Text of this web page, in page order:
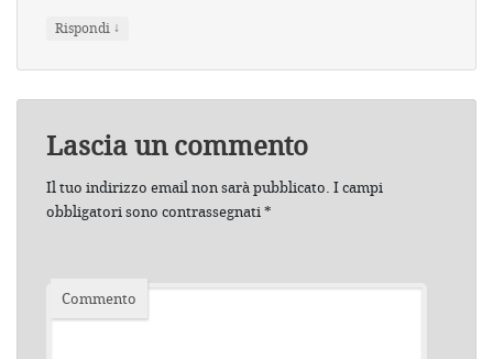
Rispondi ↓
Lascia un commento
Il tuo indirizzo email non sarà pubblicato. I campi
obbligatori sono contrassegnati*
Commento